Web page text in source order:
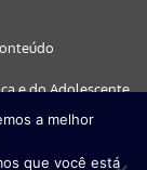
e do Adolescente
Google Chrome (a
a melhor
que você está